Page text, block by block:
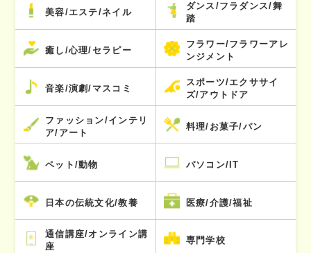
美容/エステ/ネイル
ダンス/フラダンス/舞
踏
癒し/心理/セラピー
フラワー/フラワーアレ
ンジメント
音楽/演劇/マスコミ
スポーツ/エクササイ
ズ/アウトドア
ファッション/インテリ
ア/アート
料理/お菓子/パン
ペット/動物 パソコン/IT
日本の伝統文化/教養 医療/介護/福祉
通信講座/オンライン講
座
専門学校